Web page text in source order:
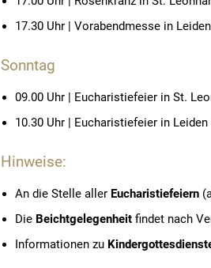
17.30 Uhr | Vorabendmesse in
Sonntag
09.00 Uhr | Eucharistiefeier in St.
10.30 Uhr | Eucharistiefeier in
Hinweise:
An die Stelle aller Eucharistiefeiern
Die Beichtgelegenheit findet nach
Informationen zu